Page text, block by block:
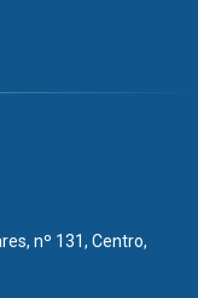
nº 131, Centro,